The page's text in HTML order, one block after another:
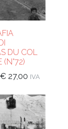
DU COL
(N°72)
€ 27,00 IVA